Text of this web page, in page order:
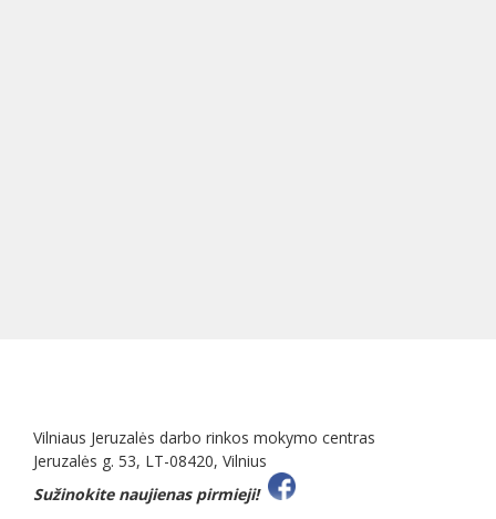
Vilniaus Jeruzalės darbo rinkos mokymo centras
Jeruzalės g. 53, LT-08420, Vilnius
Sužinokite naujienas pirmieji!